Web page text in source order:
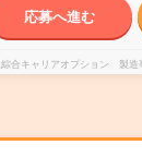
応募へ進む
合キャリアオプション 製造